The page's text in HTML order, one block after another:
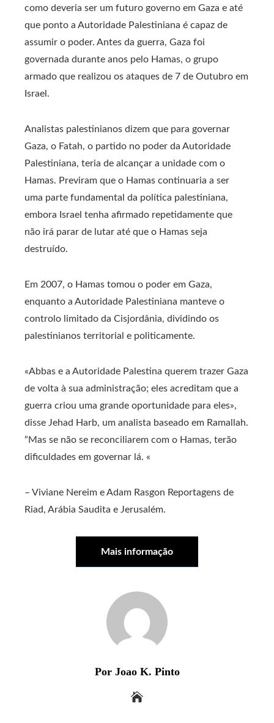
como deveria ser um futuro governo em Gaza e até
que ponto a Autoridade Palestiniana é capaz de
assumir o poder. Antes da guerra, Gaza foi
governada durante anos pelo Hamas, o grupo
armado que realizou os ataques de 7 de Outubro em
Israel.
Analistas palestinianos dizem que para governar
Gaza, o Fatah, o partido no poder da Autoridade
Palestiniana, teria de alcançar a unidade com o
Hamas. Previram que o Hamas continuaria a ser
uma parte fundamental da política palestiniana,
embora Israel tenha afirmado repetidamente que
não irá parar de lutar até que o Hamas seja
destruído.
Em 2007, o Hamas tomou o poder em Gaza,
enquanto a Autoridade Palestiniana manteve o
controlo limitado da Cisjordânia, dividindo os
palestinianos territorial e politicamente.
«Abbas e a Autoridade Palestina querem trazer Gaza
de volta à sua administração; eles acreditam que a
guerra criou uma grande oportunidade para eles»,
disse Jehad Harb, um analista baseado em Ramallah.
“Mas se não se reconciliarem com o Hamas, terão
dificuldades em governar lá. «
– Viviane Nereim eAdam Rasgon Reportagens de
Riad, Arábia Saudita e Jerusalém.
Mais informação
Por Joao K. Pinto